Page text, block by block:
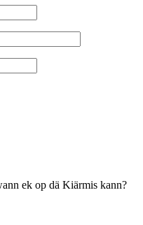
ek op dä Kiärmis kann?